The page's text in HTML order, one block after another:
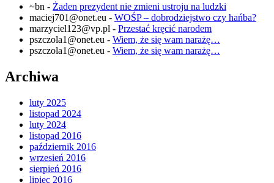
~bn - Żaden prezydent nie zmieni ustroju na ludzki
maciej701@onet.eu - WOŚP – dobrodziejstwo czy hańba?
marzyciel123@vp.pl - Przestać kręcić narodem
pszczola1@onet.eu - Wiem, że się wam narażę…
pszczola1@onet.eu - Wiem, że się wam narażę…
Archiwa
luty 2025
listopad 2024
luty 2024
listopad 2016
październik 2016
wrzesień 2016
sierpień 2016
lipiec 2016